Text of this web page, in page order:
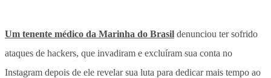
Um tenente médico da Marinha do Brasil denunciou ter sofrido
ataques de hackers, que invadiram e excluíram sua conta no
Instagram depois de ele revelar sua luta para dedicar mais tempo ao